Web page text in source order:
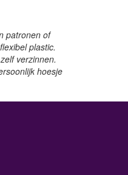
patronen of
plastic.
verzinnen.
hoesje